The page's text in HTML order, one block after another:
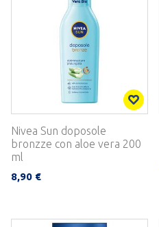
Nivea Sun doposole
bronzze con aloe vera 200
ml
8,90 €